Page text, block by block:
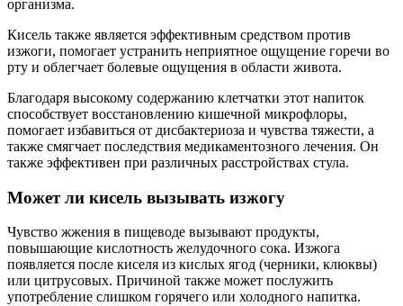
организма.
Кисель также является эффективным средством против
изжоги, помогает устранить неприятное ощущение горечи во
рту и облегчает болевые ощущения в области живота.
Благодаря высокому содержанию клетчатки этот напиток
способствует восстановлению кишечной микрофлоры,
помогает избавиться от дисбактериоза и чувства тяжести, а
также смягчает последствия медикаментозного лечения. Он
также эффективен при различных расстройствах стула.
Может ли кисель вызывать изжогу
Чувство жжения в пищеводе вызывают продукты,
повышающие кислотность желудочного сока. Изжога
появляется после киселя из кислых ягод (черники, клюквы)
или цитрусовых. Причиной также может послужить
употребление слишком горячего или холодного напитка.